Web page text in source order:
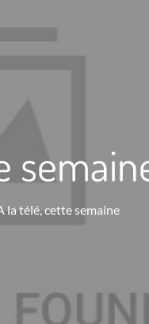
la télé, cette semaine